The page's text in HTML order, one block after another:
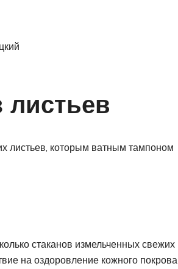
листьев, которым ватным тампоном
стаканов измельченных свежих
на оздоровление кожного покрова